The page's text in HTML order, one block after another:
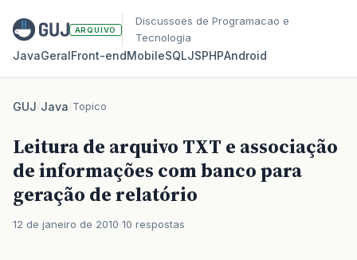
ARQUIVO
Discussoes de Programacao e
Tecnologia
JavaGeralFront‑endMobileSQLJSPHPAndroid
GUJ/Java/Topico
Leitura de arquivo TXT e associação
de informações com banco para
geração de relatório
12 de janeiro de 2010 10 respostas